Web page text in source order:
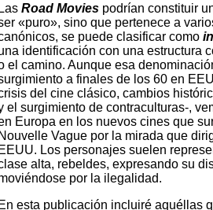
Road Movies podrían constituir
«puro», sino que pertenece a
se puede clasificar como
identificacióncon una estructura
el camino. Aunque esa
a finales de los 60 en
del cine clásico, cambios
el surgimiento de contraculturas-,
Europa en los nuevos cines que
Vague por la mirada que
Los personajes suelen
alta, rebeldes, expresando su
por la ilegalidad.
esta publicación incluiré aquéllas